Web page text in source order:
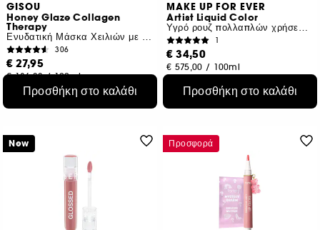
GISOU
Honey Glaze Collagen
Therapy
Ενυδατική Μάσκα Χειλιών με Μέλι
306
€ 27,95
€ 186,33 /100ml
Προσθήκη στο καλάθι
MAKE UP FOR EVER
Artist Liquid Color
Υγρό ρουζ πολλαπλών χρήσεων για μάγουλα, χείλη και μάτια
1
€ 34,50
€ 575,00 / 100ml
9 αποχρώσεις
Προσθήκη στο καλάθι
New Προσφορά